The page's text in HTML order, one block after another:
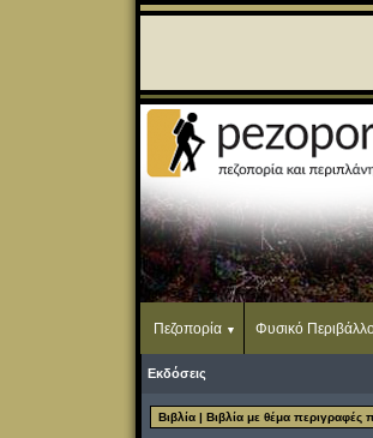
Πεζοπορία Φυσικό
Εκδόσεις
Βιβλία| Βιβλία με θέμα περιγραφές